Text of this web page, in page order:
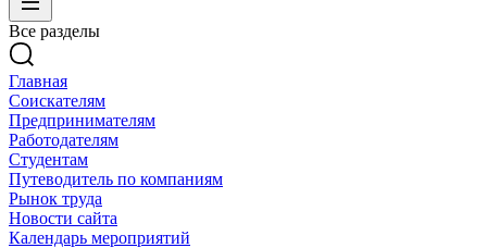
Все разделы
Главная
Соискателям
Предпринимателям
Работодателям
Студентам
Путеводитель по компаниям
Рынок труда
Новости сайта
Календарь мероприятий